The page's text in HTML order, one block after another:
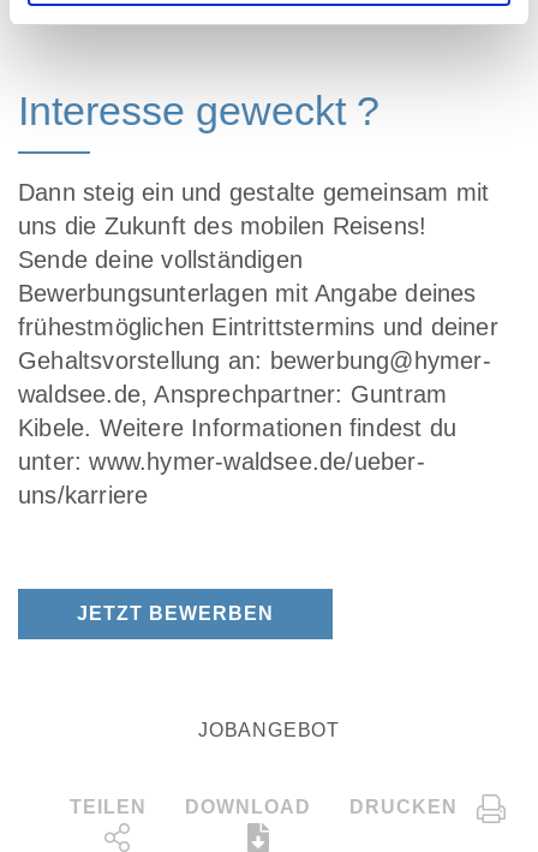
Interesse geweckt ?
Dann steig ein und gestalte gemeinsam mit
uns die Zukunft des mobilen Reisens!
Sende deine vollständigen
Bewerbungsunterlagen mit Angabe deines
frühestmöglichen Eintrittstermins und deiner
Gehaltsvorstellung an: bewerbung@hymer-
waldsee.de, Ansprechpartner: Guntram
Kibele. Weitere Informationen findest du
unter: www.hymer-waldsee.de/ueber-
uns/karriere
JETZT BEWERBEN
JOBANGEBOT
TEILEN DOWNLOAD DRUCKEN